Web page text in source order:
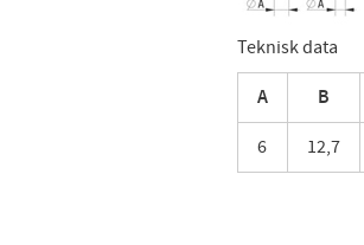
Teknisk data
A B
6 12,7